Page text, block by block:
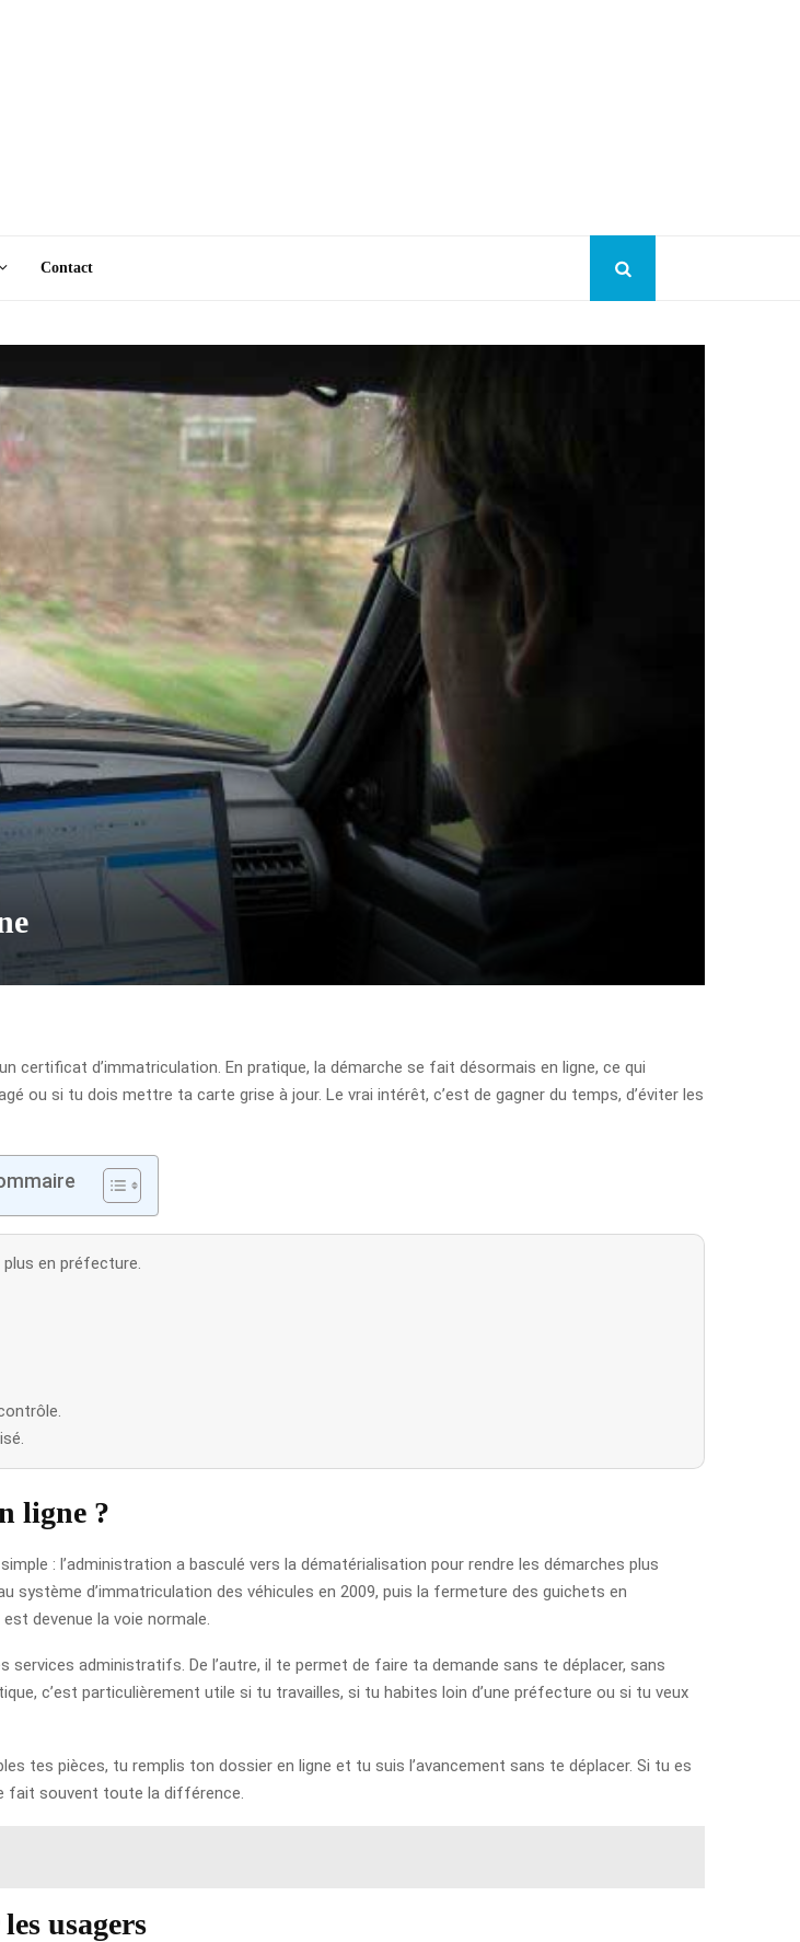
Contact
certificat d’immatriculation. En pratique, la démarche se fait désormais en ligne, ce qui
ou si tu dois mettre ta carte grise à jour. Le vrai intérêt, c’est de gagner du temps, d’éviter les
en préfecture.
ligne ?
: l’administration a basculé vers la dématérialisation pour rendre les démarches plus
système d’immatriculation des véhicules en 2009, puis la fermeture des guichets en
devenue la voie normale.
administratifs. De l’autre, il te permet de faire ta demande sans te déplacer, sans
c’est particulièrement utile si tu travailles, si tu habites loin d’une préfecture ou si tu veux
tes pièces, tu remplis ton dossier en ligne et tu suis l’avancement sans te déplacer. Si tu es
fait souvent toute la différence.
usagers